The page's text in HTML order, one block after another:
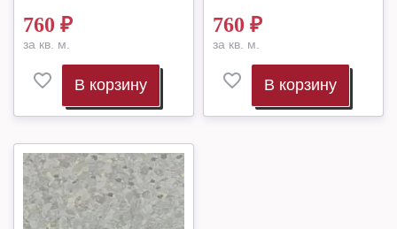
760 ₽
за кв. м.
В корзину
760 ₽
за кв. м.
В корзину